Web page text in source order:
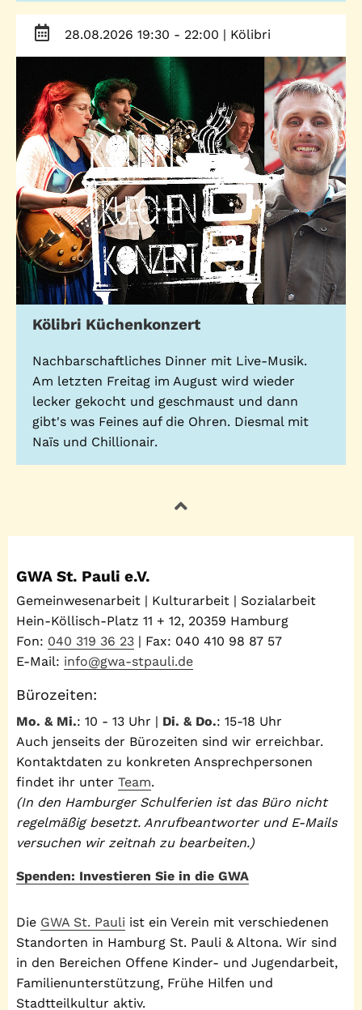
Spenden: Investieren Sie in die GWA!
News Kalender
Kontakt Impressum Datenschutz
28.08.2026 19:30 - 22:00 | Kölibri
Kölibri Küchenkonzert
Nachbarschaftliches Dinner mit Live-Musik.
Am letzten Freitag im August wird wieder
lecker gekocht und geschmaust und dann
gibt's was Feines auf die Ohren. Diesmal mit
Naïs und Chillionair.
GWA St. Pauli e.V.
Gemeinwesenarbeit | Kulturarbeit | Sozialarbeit
Hein-Köllisch-Platz 11 + 12, 20359 Hamburg
Fon: 040 319 36 23 | Fax: 040 410 98 87 57
E-Mail: info@gwa-stpauli.de
Bürozeiten:
Mo. & Mi.: 10 - 13 Uhr | Di. & Do.: 15-18 Uhr
Auch jenseits der Bürozeiten sind wir erreichbar.
Kontaktdaten zu konkreten Ansprechpersonen
findet ihr unter Team.
(In den Hamburger Schulferien ist das Büro nicht
regelmäßig besetzt. Anrufbeantworter und E-Mails
versuchen wir zeitnah zu bearbeiten.)
Spenden: Investieren Sie in die GWA
Die GWA St. Pauli ist ein Verein mit verschiedenen
Standorten in Hamburg St. Pauli & Altona. Wir sind
in den Bereichen Offene Kinder- und Jugendarbeit,
Familienunterstützung, Frühe Hilfen und
Stadtteilkultur aktiv.